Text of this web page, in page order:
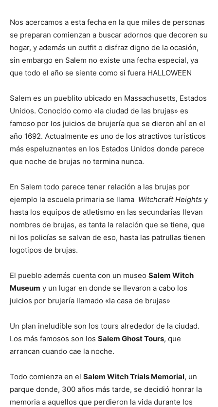
Nos acercamos a esta fecha en la que miles de personas
se preparan comienzan a buscar adornos que decoren su
hogar, y además un outfit o disfraz digno de la ocasión,
sin embargo en Salem no existe una fecha especial, ya
que todo el año se siente como si fuera HALLOWEEN
Salem es un pueblito ubicado en Massachusetts, Estados
Unidos. Conocido como «la ciudad de las brujas» es
famoso por los juicios de brujería que se dieron ahí en el
año 1692. Actualmente es uno de los atractivos turísticos
más espeluznantes en los Estados Unidos donde parece
que noche de brujas no termina nunca.
En Salem todo parece tener relación a las brujas por
ejemplo la escuela primaria se llama Witchcraft Heights y
hasta los equipos de atletismo en las secundarias llevan
nombres de brujas, es tanta la relación que se tiene, que
ni los policías se salvan de eso, hasta las patrullas tienen
logotipos de brujas.
El pueblo además cuenta con un museo Salem Witch
Museum y un lugar en donde se llevaron a cabo los
juicios por brujería llamado «la casa de brujas»
Un plan ineludible son los tours alrededor de la ciudad.
Los más famosos son los Salem Ghost Tours, que
arrancan cuando cae la noche.
Todo comienza en el Salem Witch Trials Memorial, un
parque donde, 300 años más tarde, se decidió honrar la
memoria a aquellos que perdieron la vida durante los